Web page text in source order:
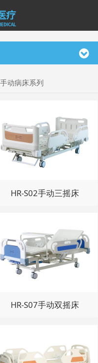
动病床系列
HR-S02手动三摇床
HR-S07手动双摇床